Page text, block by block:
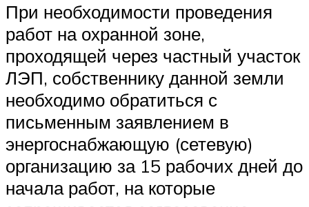
При необходимости проведения
работ на охранной зоне,
проходящей через частный участок
ЛЭП, собственнику данной земли
необходимо обратиться с
письменным заявлением в
энергоснабжающую (сетевую)
организацию за 15 рабочих дней до
начала работ, на которые